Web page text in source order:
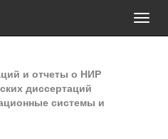
и отчеты о НИР
диссертаций
системы и